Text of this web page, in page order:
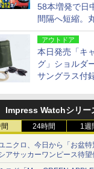
58本増発で日
間隔へ短縮。
～中野坂上を
アウトドア
本日発売「キ
グ」ショルダ
サングラス付
Impress Watchシリー
24時間 1週
ニクロ、今日から「お盆
アサッカーワンピース待
ョーツは1990円に